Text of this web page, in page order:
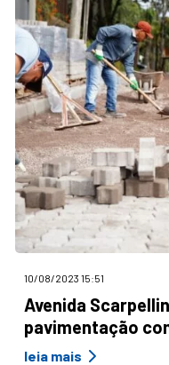
10/08/2023 15:51
Avenida
pavimentação
leia mais